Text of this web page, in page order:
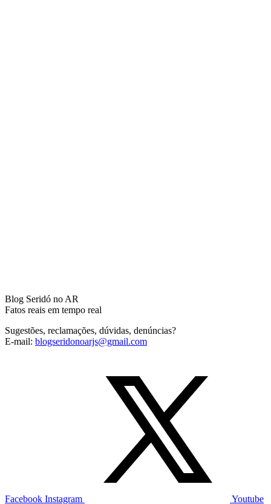
Blog Seridó no AR
Fatos reais em tempo real
Sugestões, reclamações, dúvidas, denúncias?
E-mail: blogseridonoarjs@gmail.com
Facebook Instagram Youtube